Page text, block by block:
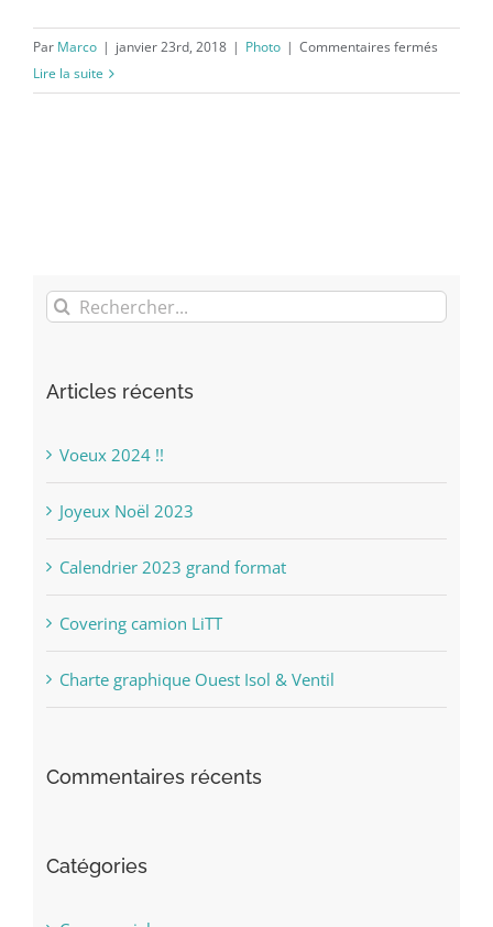
Par Marco | janvier 23rd, 2018 | Photo | Commentaires fermés
et
Lire la suite
Rechercher:
Articles récents
Voeux 2024 !!
Joyeux Noël 2023
Calendrier 2023 grand format
Covering camion LiTT
Charte graphique Ouest Isol & Ventil
Commentaires récents
Catégories